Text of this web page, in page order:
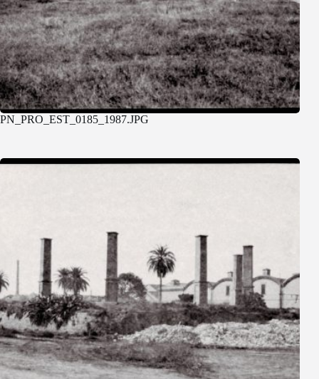
PN_PRO_EST_0185_1987.JPG